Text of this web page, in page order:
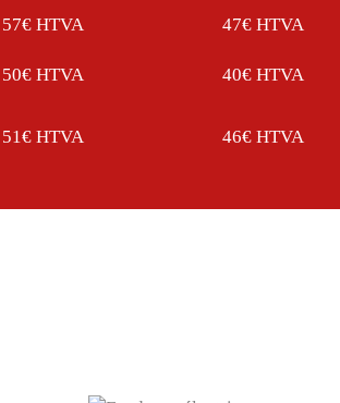
57€ HTVA 47€ HTVA
50€ HTVA 40€ HTVA
51€ HTVA 46€ HTVA